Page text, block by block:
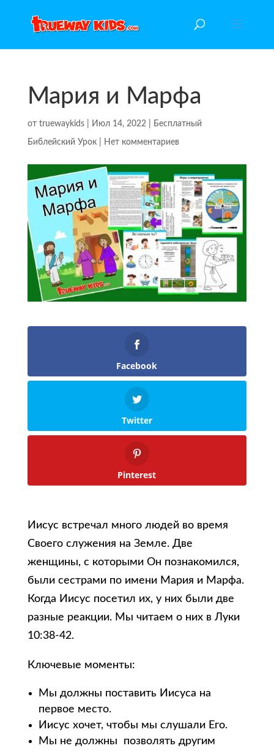
Мария и Марфа
от truewaykids| Июл 14, 2022| Бесплатный
Библейский Урок| Нет комментариев
Facebook
Twitter
Pinterest
Иисус встречал много людей во время
Своего служения на Земле. Две
женщины, с которыми Он познакомился,
были сестрами по имени Мария и Марфа.
Когда Иисус посетил их, у них были две
разные реакции. Мы читаем о них в Луки
10:38-42.
Ключевые моменты:
Мы должны поставить Иисуса на
первое место.
Иисус хочет, чтобы мы слушали Его.
Мы не должны позволять другим